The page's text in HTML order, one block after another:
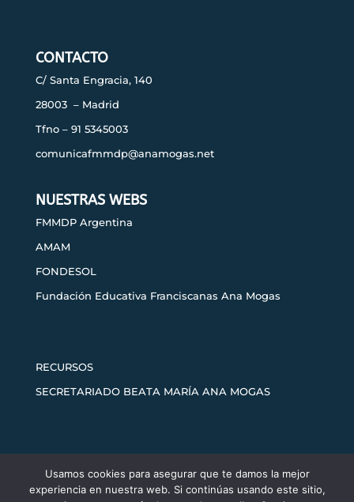
CONTACTO
C/ Santa Engracia, 140
28003 – Madrid
Tfno – 91 5345003
comunicafmmdp@anamogas.net
NUESTRAS WEBS
FMMDP Argentina
AMAM
FONDESOL
Fundación Educativa Franciscanas Ana Mogas
RECURSOS
SECRETARIADO BEATA MARÍA ANA MOGAS
Aviso legal
Política de privacidad
Usamos cookies para asegurar que te damos la mejor
experiencia en nuestra web. Si continúas usando este sitio,